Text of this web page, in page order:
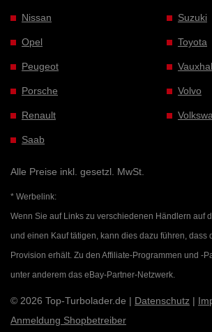
Nissan
Opel
Peugeot
Porsche
Renault
Saab
Suzuki
Toyota
Volvo
Alle Preise inkl. gesetzl. MwSt.
* Werbelink:
Wenn Sie auf Links zu verschiedenen Händlern auf
und einen Kauf tätigen, kann dies dazu führen, dass
Provision erhält. Zu den Affiliate-Programmen und -
unter anderem das eBay-Partner-Netzwerk.
© 2026 Top-Turbolader.de | Datenschutz |
Anmeldung Shopbetreiber